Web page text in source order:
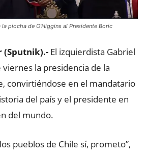
piocha de O’Higgins al Presidente Boric
(Sputnik).- El izquierdista Gabriel
la presidencia de la
convirtiéndose en el mandatario
del país y el presidente en
del mundo.
pueblos de Chile sí, prometo”,